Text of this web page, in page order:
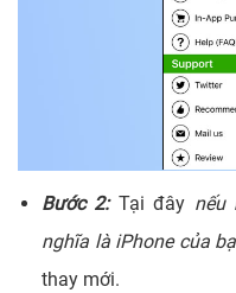
Bước 2: Tại đây nếu
nghĩa là iPhone của
thay mới.